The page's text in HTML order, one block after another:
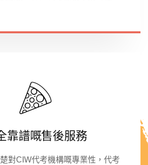
靠譜嘅售後服務
對CIW代考機構嘅專業性，代考